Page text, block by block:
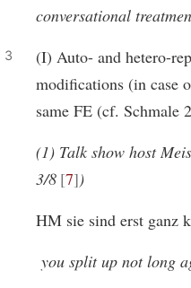
conversational
(I) Auto- and hetero-
modifications (in case
same FE (cf. Schmale
(1) Talk show host
3/8 7 )
HM sie sind erst ganz
you split up not long